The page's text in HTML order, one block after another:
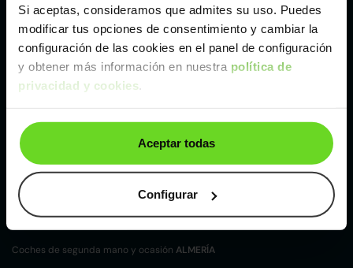
Si aceptas, consideramos que admites su uso. Puedes
modificar tus opciones de consentimiento y cambiar la
configuración de las cookies en el panel de configuración
y obtener más información en nuestra política de
privacidad y cookies.
Aceptar todas
Configurar
Zaragoza
Ver Jeep Compass de segunda mano y ocasión
Coches de segunda mano y ocasión por
localización
Coches de segunda mano y ocasiónALBACETE
Coches de segunda mano y ocasión ALMERÍA